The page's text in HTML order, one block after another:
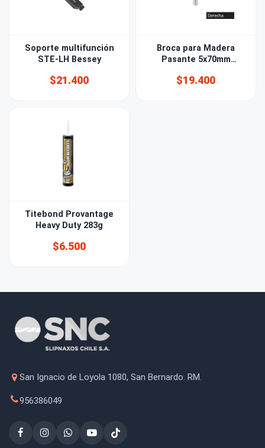
Soporte multifunción
STE-LH Bessey
$21.400
Broca para Madera
Pasante 5x70mm
$19.400
Titebond Provantage
Heavy Duty 283g
$6.500
San Ignacio de Loyola 1080, San Bernardo. RM.
956386049